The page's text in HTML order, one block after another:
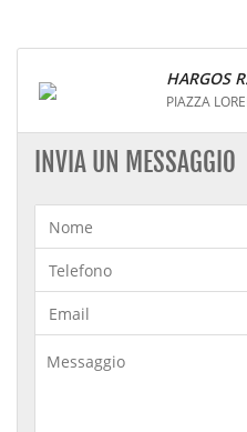
HARGOS
PIAZZA
INVIA UN MESSAGGIO